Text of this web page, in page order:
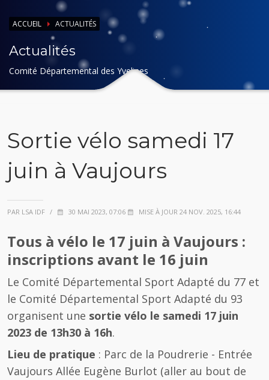
ACCUEIL ACTUALITÉS
Actualités
Comité Départemental des Yvelines
Sortie vélo samedi 17
juin à Vaujours
PAR LSA IDF / 30 MAI 2023, 07:06 MISE À JOUR 24 NOV. 2025, 16:44
Tous à vélo le 17 juin à Vaujours :
inscriptions avant le 16 juin
Le Comité Départemental Sport Adapté du 77 et
le Comité Départemental Sport Adapté du 93
organisent une sortie vélo le samedi 17 juin
2023 de 13h30 à 16h.
Lieu de pratique : Parc de la Poudrerie - Entrée
Vaujours Allée Eugène Burlot (aller au bout de